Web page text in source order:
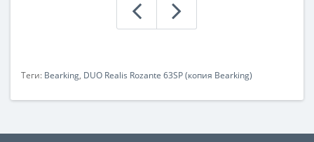
Теги: Bearking, DUO Realis Rozante 63SP (копия Bearking)